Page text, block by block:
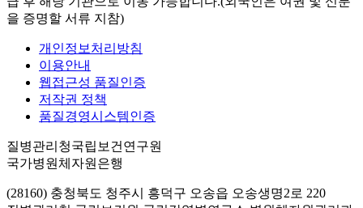
을 증명할 서류 지참)
개인정보처리방침
이용안내
웹접근성 품질인증
저작권 정책
품질경영시스템인증
질병관리청국립보건연구원
국가병원체자원은행
(28160) 충청북도 청주시 흥덕구 오송읍 오송생명2로 220